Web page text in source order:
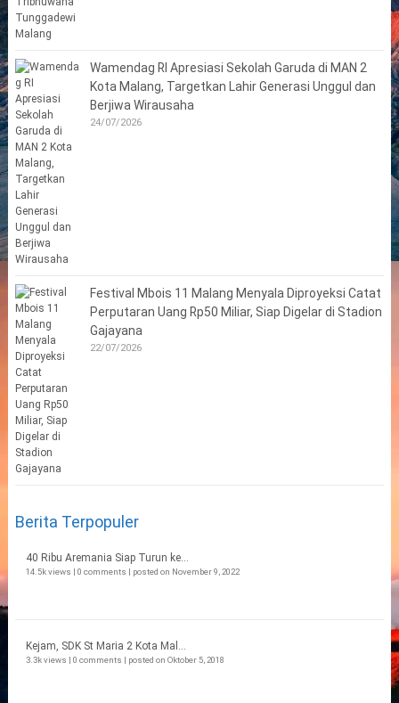
Wamendag RI Apresiasi Sekolah Garuda di MAN 2
Kota Malang, Targetkan Lahir Generasi Unggul dan
Berjiwa Wirausaha
24/07/2026
Festival Mbois 11 Malang Menyala Diproyeksi Catat
Perputaran Uang Rp50 Miliar, Siap Digelar di Stadion
Gajayana
22/07/2026
Berita Terpopuler
40 Ribu Aremania Siap Turun ke...
14.5k views | 0 comments | posted on November 9, 2022
Kejam, SDK St Maria 2 Kota Mal...
3.3k views | 0 comments | posted on Oktober 5, 2018